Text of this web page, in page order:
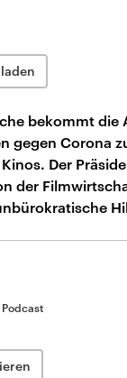
bekommt die
gegen Corona
Der
der